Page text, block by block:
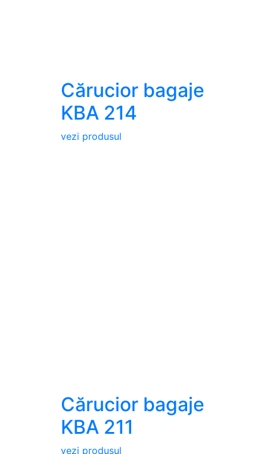
Cărucior bagaje
KBA 214
vezi produsul
Cărucior bagaje
KBA 211
vezi produsul